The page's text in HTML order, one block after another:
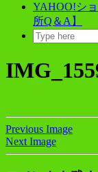
YAHOO!シ
所Q＆A】
Previous Image
Next Image